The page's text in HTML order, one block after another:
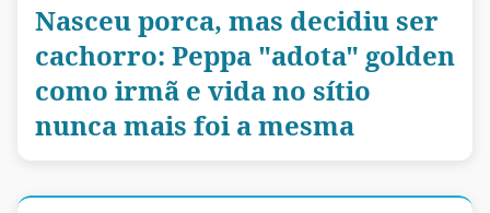
Nasceu porca, mas decidiu ser
cachorro: Peppa "adota" golden
como irmã e vida no sítio
nunca mais foi a mesma